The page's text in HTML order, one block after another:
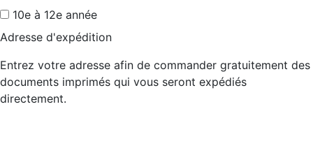
10e à 12e année
Adresse d'expédition
Entrez votre adresse afin de commander gratuitement des
documents imprimés qui vous seront expédiés
directement.